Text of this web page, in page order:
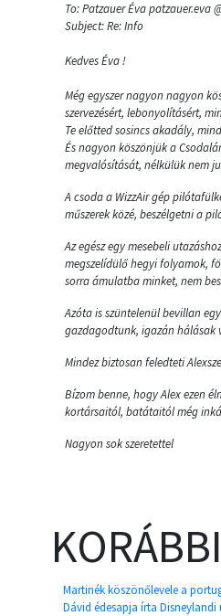
To: Patzauer Éva patzauer.eva
Subject: Re: Info
Kedves Éva !
Még egyszer nagyon nagyon
szervezésért, lebonyolításért,
Te előtted sosincs akadály,
És nagyon köszönjük a
megvalósítását, nélkülük nem
A csoda a WizzAir gép
műszerek közé, beszélgetni a
Az egész egy mesebeli
megszelídülő hegyi folyamok,
sorra ámulatba minket, nem
Azóta is szüntelenül bevillan
gazdagodtunk, igazán hálásak
Mindez biztosan feledteti
Bízom benne, hogy Alex ezen
kortársaitól, batátaitól még
Nagyon sok szeretettel
Martinék köszönőlevele a
Dávid édesapja írta